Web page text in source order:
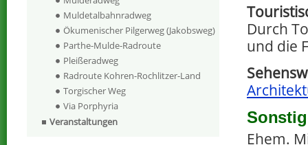
Durch
und die
Ehem.
Muldetalbahnradweg
Ökumenischer Pilgerweg (Jakobsweg)
Parthe-Mulde-Radroute
Pleißeradweg
Radroute Kohren-Rochlitzer-Land
Torgischer Weg
Via Porphyria
Veranstaltungen